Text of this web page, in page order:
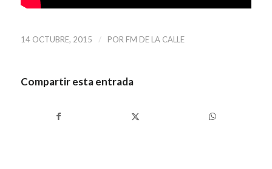
14 OCTUBRE, 2015 / POR FM DE LA CALLE
Compartir esta entrada